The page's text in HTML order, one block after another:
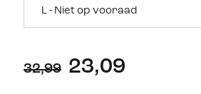
32,99 23,09